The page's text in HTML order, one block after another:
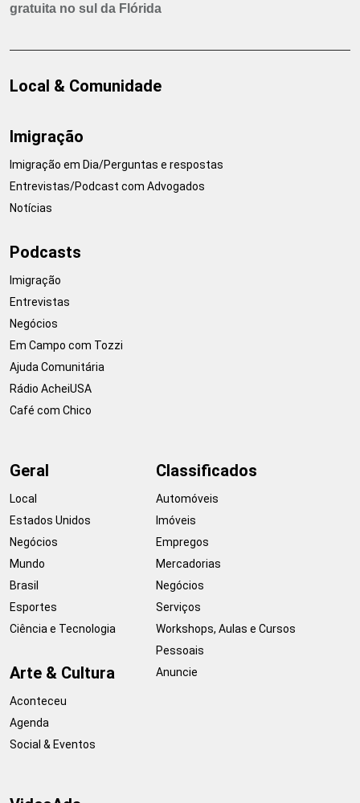
gratuita no sul da Flórida
Local & Comunidade
Imigração
Imigração em Dia/Perguntas e respostas
Entrevistas/Podcast com Advogados
Notícias
Podcasts
Imigração
Entrevistas
Negócios
Em Campo com Tozzi
Ajuda Comunitária
Rádio AcheiUSA
Café com Chico
Geral
Local
Estados Unidos
Negócios
Mundo
Brasil
Esportes
Ciência e Tecnologia
Arte & Cultura
Aconteceu
Agenda
Social & Eventos
Classificados
Automóveis
Imóveis
Empregos
Mercadorias
Negócios
Serviços
Workshops, Aulas e Cursos
Pessoais
Anuncie